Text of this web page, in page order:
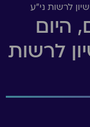
לרשות ני"ע
היום
לרשות